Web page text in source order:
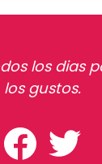
los dias
los gustos.